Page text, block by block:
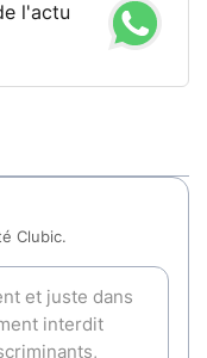
l'actu
Clubic.